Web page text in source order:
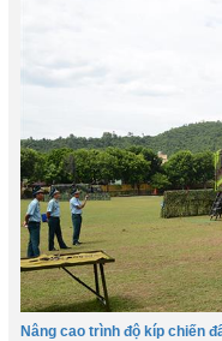
Nâng cao trình độ kíp chiến